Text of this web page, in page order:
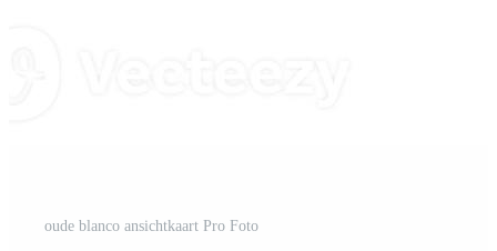
oude blanco ansichtkaart Pro Foto